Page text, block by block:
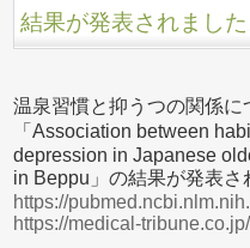
結果が発表されました
温泉習慣と抑うつの関係
「Association between
depression in Japanese
in Beppu」の結果が発表さ
https://
https://medical-